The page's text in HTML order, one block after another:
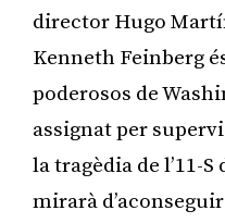
director Hugo
Kenneth Feinberg
poderosos de
assignat per
la tragèdia de l’11-S
mirarà